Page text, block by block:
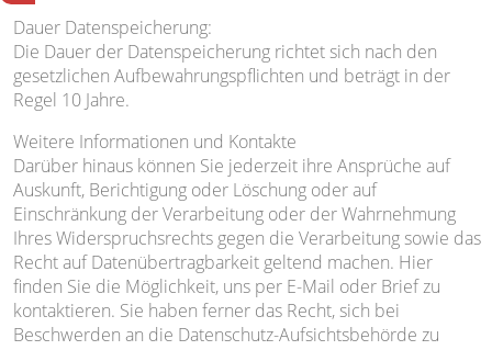
Dauer Datenspeicherung:
Die Dauer der Datenspeicherung richtet sich nach den
gesetzlichen Aufbewahrungspflichten und beträgt in der
Regel 10 Jahre.
Weitere Informationen und Kontakte
Darüber hinaus können Sie jederzeit ihre Ansprüche auf
Auskunft, Berichtigung oder Löschung oder auf
Einschränkung der Verarbeitung oder der Wahrnehmung
Ihres Widerspruchsrechts gegen die Verarbeitung sowie das
Recht auf Datenübertragbarkeit geltend machen. Hier
finden Sie die Möglichkeit, uns per E-Mail oder Brief zu
kontaktieren. Sie haben ferner das Recht, sich bei
Beschwerden an die Datenschutz-Aufsichtsbehörde zu